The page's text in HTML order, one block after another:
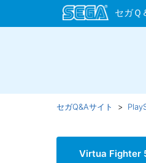
セガQ&Aサイト
Virtua Fighter